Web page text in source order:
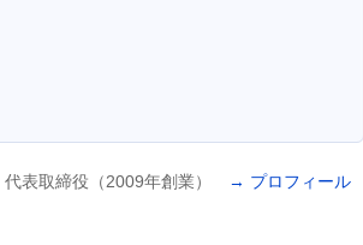
代表取締役（2009年創業） → プロフィール